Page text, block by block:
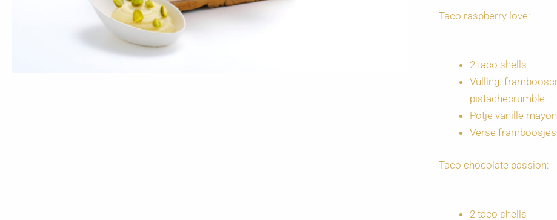
Taco raspberry love:
2 taco shells
Vulling:
pistachecrumble
Potje vanille
Verse
Taco chocolate passion:
2 taco shells